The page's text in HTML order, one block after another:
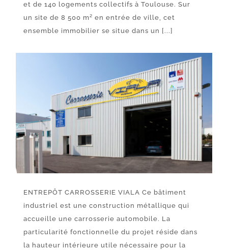
et de 140 logements collectifs à Toulouse. Sur
un site de 8 500 m² en entrée de ville, cet
ensemble immobilier se situe dans un [...]
ENTREPÔT CARROSSERIE VIALA Ce bâtiment
industriel est une construction métallique qui
accueille une carrosserie automobile. La
particularité fonctionnelle du projet réside dans
la hauteur intérieure utile nécessaire pour la